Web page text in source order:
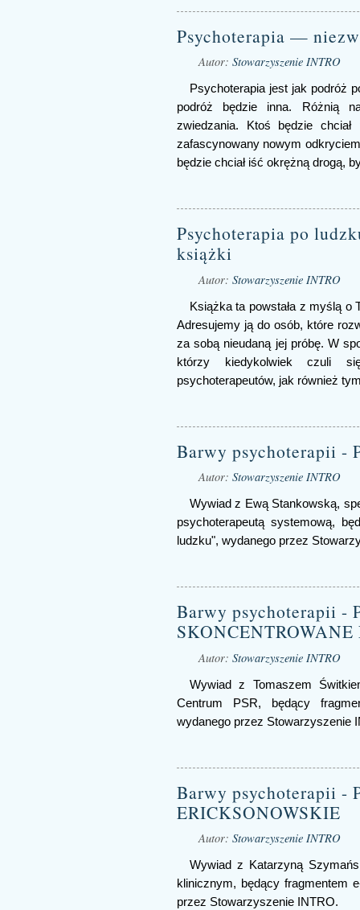
Psychoterapia —
Autor: Stowarzyszenie INTRO
Psychoterapia jest jak podróż
podróż będzie inna. Różnią
zwiedzania. Ktoś będzie
zafascynowany nowym
będzie chciał iść okrężną drogą,
Psychoterapia po
książki
Autor: Stowarzyszenie INTRO
Książka ta powstała z myślą o
Adresujemy ją do osób, które
za sobą nieudaną jej próbę. W
którzy kiedykolwiek czuli
psychoterapeutów, jak również
Barwy psychoterapii -
Autor: Stowarzyszenie INTRO
Wywiad z Ewą Stankowską,
psychoterapeutą systemową,
ludzku", wydanego przez
Barwy psychoterapii -
Autor: Stowarzyszenie INTRO
Wywiad z Tomaszem
Centrum PSR, będący
wydanego przez Stowarzyszenie
Barwy psychoterapii -
ERICKSONOWSKIE
Autor: Stowarzyszenie INTRO
Wywiad z Katarzyną
klinicznym, będący fragmentem
przez Stowarzyszenie INTRO.